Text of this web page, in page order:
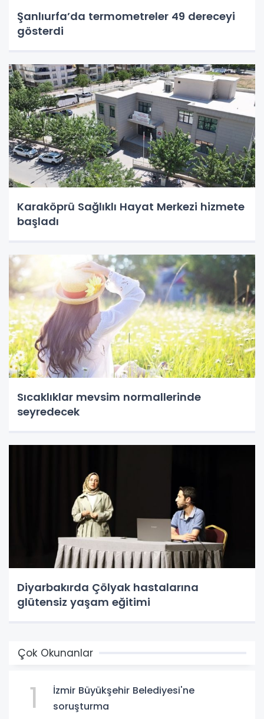
Şanlıurfa’da termometreler 49 dereceyi
gösterdi
Karaköprü Sağlıklı Hayat Merkezi hizmete
başladı
Sıcaklıklar mevsim normallerinde
seyredecek
Diyarbakırda Çölyak hastalarına
glütensiz yaşam eğitimi
Çok Okunanlar
1
İzmir Büyükşehir Belediyesi'ne
soruşturma